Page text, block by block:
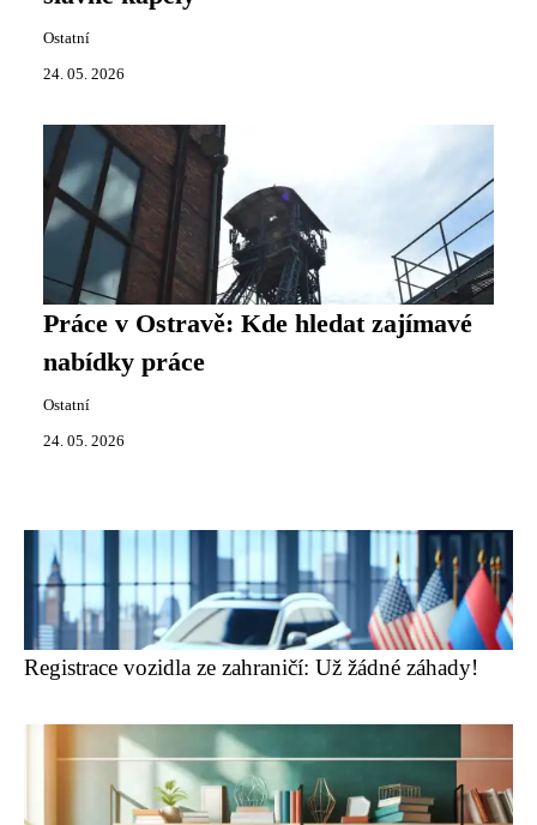
Ostatní
24. 05. 2026
Práce v Ostravě: Kde hledat zajímavé
nabídky práce
Ostatní
24. 05. 2026
Registrace vozidla ze zahraničí: Už žádné záhady!